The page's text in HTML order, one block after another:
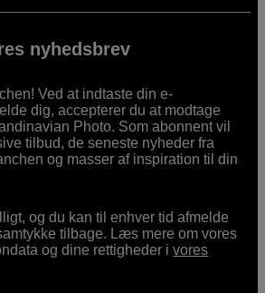
nyhedsbrev
Ved at indtaste din e-
dig, accepterer du at modtage
Photo. Som abonnent vil
tilbud, de seneste nyheder fra
og masser af inspiration til din
og du kan til enhver tid afmelde
tilbage. Læs mere om vores
og dine rettigheder ivores